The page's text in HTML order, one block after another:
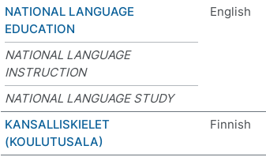
NATIONAL LANGUAGE
EDUCATION
English
NATIONAL LANGUAGE
INSTRUCTION
NATIONAL LANGUAGE STUDY
KANSALLISKIELET
(KOULUTUSALA)
Finnish